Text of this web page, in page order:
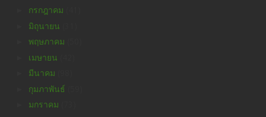
กรกฎาคม
มิถุนายน
พฤษภาคม
เมษายน
มีนาคม
กุมภาพันธ์
มกราคม